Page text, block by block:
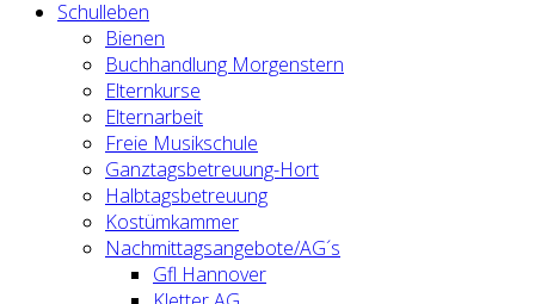
Schulleben
Bienen
Buchhandlung Morgenstern
Elternkurse
Elternarbeit
Freie Musikschule
Ganztagsbetreuung-Hort
Halbtagsbetreuung
Kostümkammer
Nachmittagsangebote/AG´s
Gfl Hannover